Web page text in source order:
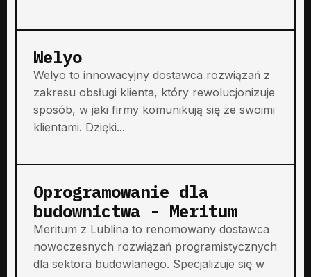
Welyo
Welyo to innowacyjny dostawca rozwiązań z
zakresu obsługi klienta, który rewolucjonizuje
sposób, w jaki firmy komunikują się ze swoimi
klientami. Dzięki...
Oprogramowanie dla
budownictwa - Meritum
Meritum z Lublina to renomowany dostawca
nowoczesnych rozwiązań programistycznych
dla sektora budowlanego. Specjalizuje się w